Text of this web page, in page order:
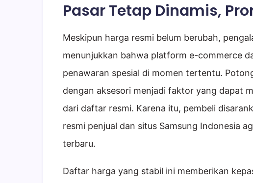
Pasar Tetap Dinamis,
Meskipun harga resmi belum berubah,
menunjukkan bahwa platform e-commerce
penawaran spesial di momen tertentu.
dengan aksesori menjadi faktor yang dapat
dari daftar resmi. Karena itu, pembeli
resmi penjual dan situs Samsung Indonesia
terbaru.
Daftar harga yang stabil ini memberikan